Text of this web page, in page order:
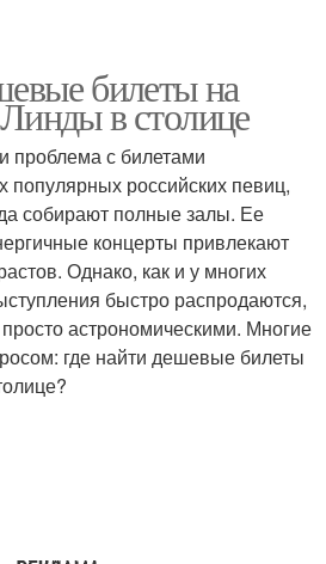
билеты на
в столице
проблема с билетами
российских певиц,
собирают полные залы. Ее
концерты привлекают
Однако, как и у многих
быстро распродаются,
астрономическими. Многие
где найти дешевые билеты